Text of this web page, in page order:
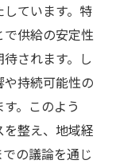
ています。特
供給の安定性
されます。し
持続可能性の
。このよう
整え、地域経
の議論を通じ